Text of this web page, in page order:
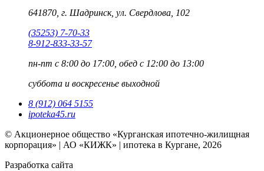
641870, г. Шадринск, ул. Свердлова, 102
(35253) 7-70-33
8-912-833-33-57
пн-пт с 8:00 до 17:00, обед с 12:00 до 13:00
суббота и воскресенье выходной
8 (912) 064 5155
ipoteka45.ru
© Акционерное общество «Курганская ипотечно-жилищная
корпорация» | АО «КИЖК» | ипотека в Кургане, 2026
Разработка сайта